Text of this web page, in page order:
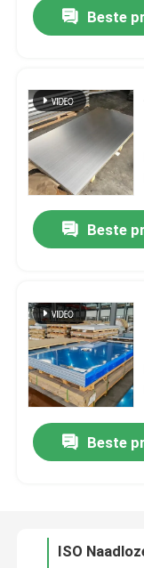
Huis
Producten
Videos
Fabrieksreis
Beste
Beste
Beste